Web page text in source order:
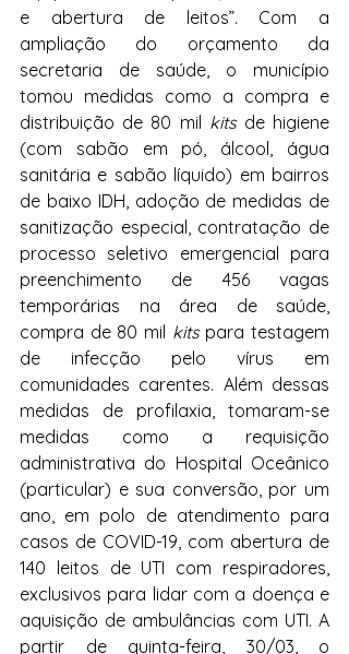
e abertura de leitos”. Com a
ampliação do orçamento da
secretaria de saúde, o município
tomou medidas como a compra e
distribuição de 80 mil kits de higiene
(com sabão em pó, álcool, água
sanitária e sabão líquido) em bairros
de baixo IDH, adoção de medidas de
sanitização especial, contratação de
processo seletivo emergencial para
preenchimento de 456 vagas
temporárias na área de saúde,
compra de 80 mil kits para testagem
de infecção pelo vírus em
comunidades carentes. Além dessas
medidas de profilaxia, tomaram-se
medidas como a requisição
administrativa do Hospital Oceânico
(particular) e sua conversão, por um
ano, em polo de atendimento para
casos de COVID-19, com abertura de
140 leitos de UTI com respiradores,
exclusivos para lidar com a doença e
aquisição de ambulâncias com UTI. A
partir de quinta-feira, 30/03, o